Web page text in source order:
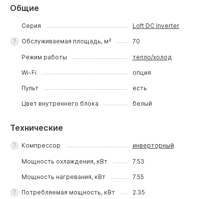
Общие
Серия Loft DC Inverter
Обслуживаемая площадь, м² 70
Режим работы тепло/холод
Wi-Fi опция
Пульт есть
Цвет внутреннего блока белый
Технические
Компрессор инверторный
Мощность охлаждения, кВт 7.53
Мощность нагревания, кВт 7.55
Потребляемая мощность, кВт 2.35